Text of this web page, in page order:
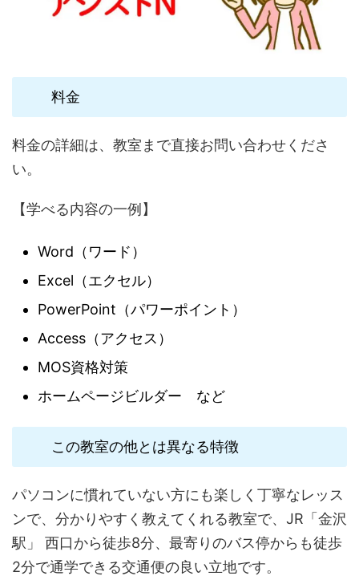
料金
料金の詳細は、教室まで直接お問い合わせくださ
い。
【学べる内容の一例】
Word（ワード）
Excel（エクセル）
PowerPoint（パワーポイント）
Access（アクセス）
MOS資格対策
ホームページビルダー など
この教室の他とは異なる特徴
パソコンに慣れていない方にも楽しく丁寧なレッス
ンで、分かりやすく教えてくれる教室で、JR「金沢
駅」 西口から徒歩8分、最寄りのバス停からも徒歩
2分で通学できる交通便の良い立地です。